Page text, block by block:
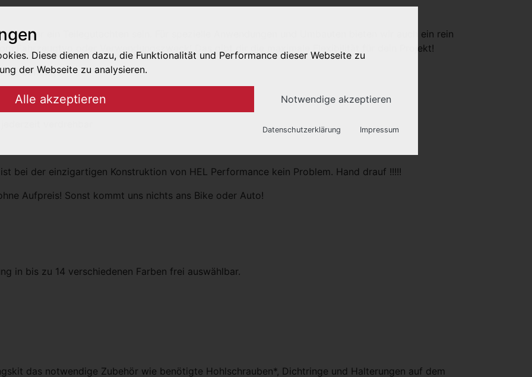
oder ein Teilegutachten sein. Für spezielle Anwendungen und Umbauten bieten wir auch ein rein
Fahrzeugtyp oder Verwendungszweck! Das gibt dir die maximale Flexibilität für dein Projekt!
benötigt!
verdrehbar
bei der einzigartigen Konstruktion von HEL Performance kein Problem. Hand drauf !!!!!
Aufpreis! Sonst kommt uns nichts ans Bike oder Auto!
in bis zu 14 verschiedenen Farben frei auswählbar.
das notwendige Zubehör wie benötigte Hohlschrauben*, Dichtringe und Halterungen auf dem
Diese dienen dazu, die Funktionalität und Performance dieser Webseite zu
der Webseite zu analysieren.
Alle akzeptieren Notwendige akzeptieren
die Analyse der Webseiten-Nutzung.
werden mit Partnern (Drittanbieter) geteilt, um z.B. personalisierte Werbung
Datenschutzerklärung Impressum